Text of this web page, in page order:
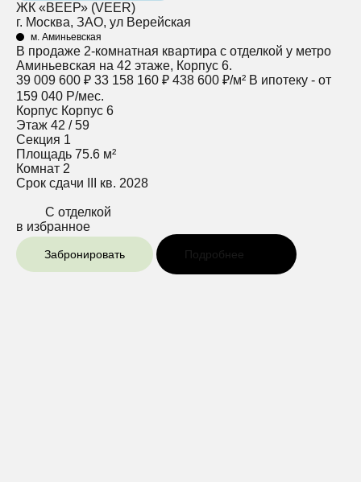
ЖК «ВЕЕР» (VEER)
г. Москва, ЗАО, ул Верейская
м. Аминьевская
В продаже 2-комнатная квартира с отделкой у метро
Аминьевская на 42 этаже, Корпус 6.
39 009 600 ₽ 33 158 160 ₽ 438 600 ₽/м² В ипотеку - от
159 040 Р/мес.
Корпус Корпус 6
Этаж 42 / 59
Секция 1
Площадь 75.6 м²
Комнат 2
Срок сдачи
III кв. 2028
С отделкой
в избранное
Забронировать Подробнее